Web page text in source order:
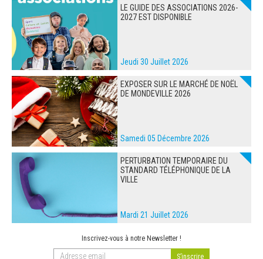
LE GUIDE DES ASSOCIATIONS 2026-
2027 EST DISPONIBLE
Jeudi 30 Juillet 2026
EXPOSER SUR LE MARCHÉ DE NOËL
DE MONDEVILLE 2026
Samedi 05 Décembre 2026
PERTURBATION TEMPORAIRE DU
STANDARD TÉLÉPHONIQUE DE LA
VILLE
Mardi 21 Juillet 2026
Inscrivez-vous à notre Newsletter !